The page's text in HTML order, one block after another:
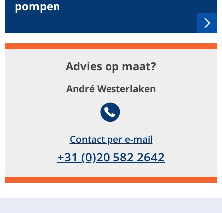
pompen
Telephone
Advies op maat?
André Westerlaken
Contact per e-mail
+31 (0)20 582 2642